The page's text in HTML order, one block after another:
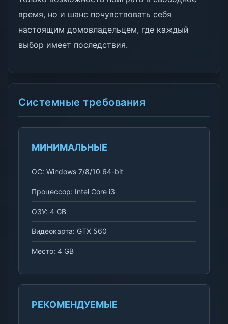
время, но и шанс почувствовать себя
настоящим домовладельцем, где каждый
выбор имеет последствия.
Системные требования
МИНИМАЛЬНЫЕ
ОС: Windows 7/8/10 64-bit
Процессор: Intel Core i3
ОЗУ: 4 GB
Видеокарта: GTX 560
Место: 4 GB
РЕКОМЕНДУЕМЫЕ